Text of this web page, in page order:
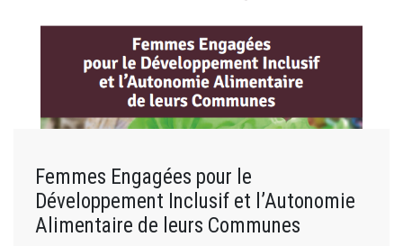
Femmes Engagées pour le
Développement Inclusif et l’Autonomie
Alimentaire de leurs Communes